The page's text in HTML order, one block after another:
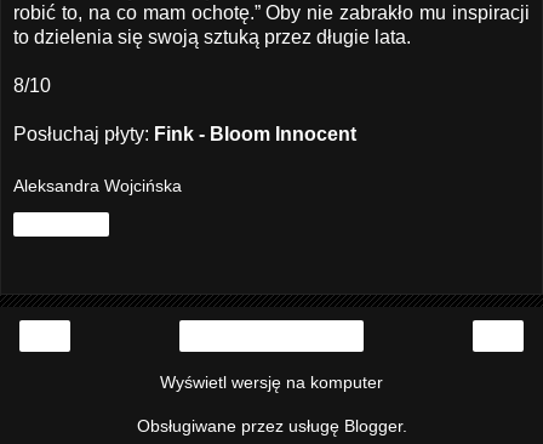
robić to, na co mam ochotę.” Oby nie zabrakło mu inspiracji
to dzielenia się swoją sztuką przez długie lata.
8/10
Posłuchaj płyty: Fink - Bloom Innocent
Aleksandra Wojcińska
Wyświetl wersję na komputer
Obsługiwane przez usługę Blogger.